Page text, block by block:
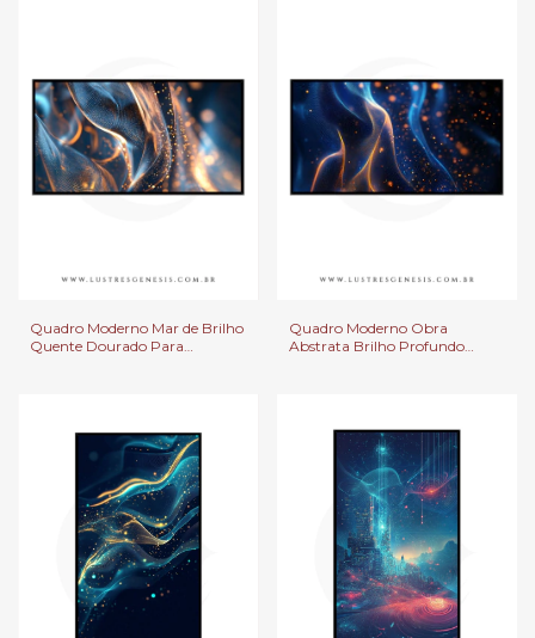
Quadro Moderno Mar de Brilho
Quente Dourado Para
Quadro Moderno Obra
Abstrata Brilho Profundo